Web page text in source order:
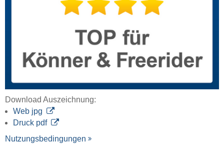
Download Auszeichnung:
Web jpg
Druck pdf
Nutzungsbedingungen